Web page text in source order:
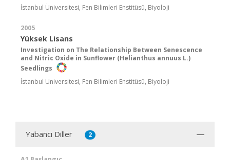
İstanbul Üniversitesi, Fen Bilimleri Enstitüsü, Biyoloji
2005
Yüksek Lisans
Investigation on The Relationship Between Senescence
and Nitric Oxide in Sunflower (Helianthus annuus L.)
Seedlings
İstanbul Üniversitesi, Fen Bilimleri Enstitüsü, Biyoloji
Yabancı Diller 2